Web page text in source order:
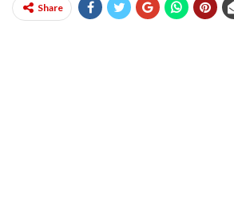
Share